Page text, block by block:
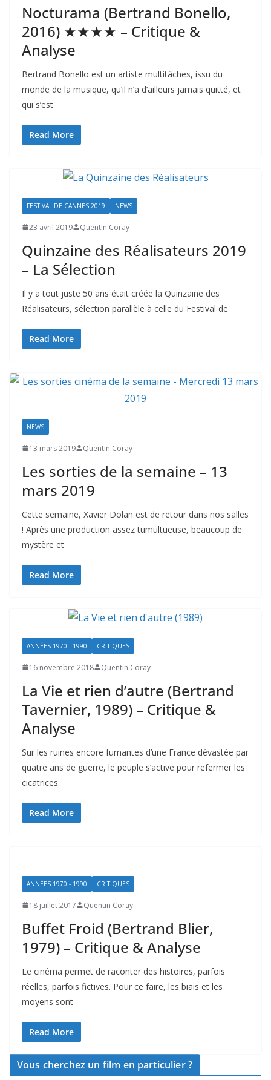
Nocturama (Bertrand Bonello,
2016) ★★★★ – Critique &
Analyse
Bertrand Bonello est un artiste multitâches, issu du
monde de la musique, qu’il n’a d’ailleurs jamais quitté, et
qui s’est
Read More
FESTIVAL DE CANNES 2019 NEWS
23 avril 2019 Quentin Coray
Quinzaine des Réalisateurs 2019
– La Sélection
Il y a tout juste 50 ans était créée la Quinzaine des
Réalisateurs, sélection parallèle à celle du Festival de
Read More
NEWS
13 mars 2019 Quentin Coray
Les sorties de la semaine – 13
mars 2019
Cette semaine, Xavier Dolan est de retour dans nos salles
! Après une production assez tumultueuse, beaucoup de
mystère et
Read More
ANNÉES 1970 - 1990 CRITIQUES
16 novembre 2018 Quentin Coray
La Vie et rien d’autre (Bertrand
Tavernier, 1989) – Critique &
Analyse
Sur les ruines encore fumantes d’une France dévastée par
quatre ans de guerre, le peuple s’active pour refermer les
cicatrices.
Read More
ANNÉES 1970 - 1990 CRITIQUES
18 juillet 2017 Quentin Coray
Buffet Froid (Bertrand Blier,
1979) – Critique & Analyse
Le cinéma permet de raconter des histoires, parfois
réelles, parfois fictives. Pour ce faire, les biais et les
moyens sont
Read More
Vous cherchez un film en particulier ?